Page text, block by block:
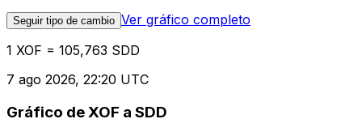
Seguir tipo de cambio Ver gráfico completo
1 XOF = 105,763 SDD
7 ago 2026, 22:20 UTC
Gráfico de XOF a SDD